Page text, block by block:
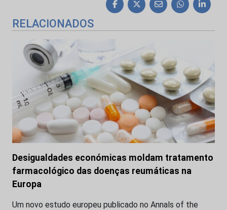
RELACIONADOS
Desigualdades económicas moldam tratamento
farmacológico das doenças reumáticas na
Europa
Um novo estudo europeu publicado no Annals of the